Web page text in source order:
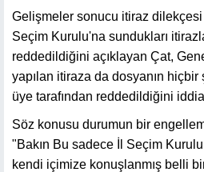
Gelişmeler sonucu itiraz dilekçesi
Seçim Kurulu'na sundukları
reddedildiğini açıklayan Çat,
yapılan itiraza da dosyanın
üye tarafından reddedildiğini
Söz konusu durumun bir
"Bakın Bu sadece İl Seçim
kendi içimize konuşlanmış belli